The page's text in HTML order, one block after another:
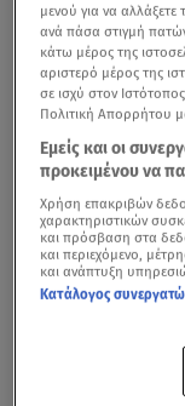
μενού για να αλλάξετε
ανά πάσα στιγμή
κάτω μέρος της
αριστερό μέρος της
σε ισχύ στον
Πολιτική Απορρήτου
Εμείς και οι
προκειμένου να
Χρήση επακριβών
χαρακτηριστικών
και πρόσβαση στα
και περιεχόμενο,
και ανάπτυξη
Κατάλογος